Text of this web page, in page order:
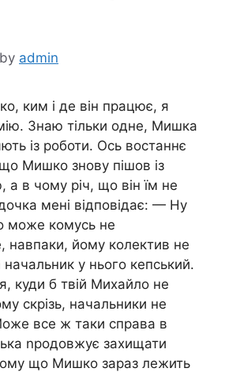
by admin
ким і де він працює, я
Знаю тільки одне, Мишка
із роботи. Ось востаннє
Мишко знову пішов із
а в чому річ, що він їм не
мені відповідає: — Ну
може комусь не
навпаки, йому колектив не
у нього кепський.
куди б твій Михайло не
скрізь, начальники не
все ж таки справа в
nродовжує захищати
що Мишко зараз лежить